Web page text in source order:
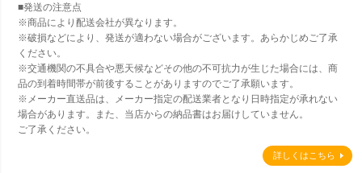
■発送の注意点
※商品により配送会社が異なります。
※破損などにより、発送が適わない場合がございます。あらかじめご了承
ください。
※交通機関の不具合や悪天候などその他の不可抗力が生じた場合には、商
品の到着時間帯が前後することがありますのでご了承願います。
※メーカー直送品は、メーカー指定の配送業者となり日時指定が承れない
場合があります。また、当店からの納品書はお届けしていません。
ご了承ください。
詳しくはこちら